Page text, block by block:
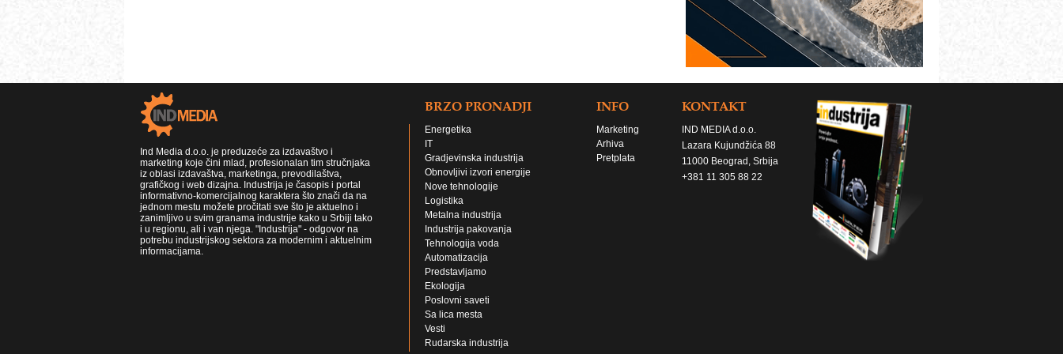
Ind Media d.o.o. je preduzeće za izdavaštvo i
marketing koje čini mlad, profesionalan tim stručnjaka
iz oblasi izdavaštva, marketinga, prevodilaštva,
grafičkog i web dizajna. Industrija je časopis i portal
informativno-komercijalnog karaktera što znači da na
jednom mestu možete pročitati sve što je aktuelno i
zanimljivo u svim granama industrije kako u Srbiji tako
i u regionu, ali i van njega. "Industrija" - odgovor na
potrebu industrijskog sektora za modernim i aktuelnim
informacijama.
BRZO PRONADJI
Energetika
IT
Gradjevinska industrija
Obnovljivi izvori energije
Nove tehnologije
Logistika
Metalna industrija
Industrija pakovanja
Tehnologija voda
Automatizacija
Predstavljamo
Ekologija
Poslovni saveti
Sa lica mesta
Vesti
Rudarska industrija
INFO
Marketing
Arhiva
Pretplata
KONTAKT
IND MEDIA d.o.o.
Lazara Kujundžića 88
11000 Beograd, Srbija
+381 11 305 88 22